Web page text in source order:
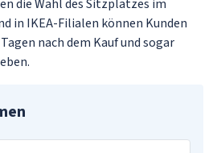
die Wahl des Sitzplatzes im
in IKEA-Filialen können Kunden
nach dem Kauf und sogar